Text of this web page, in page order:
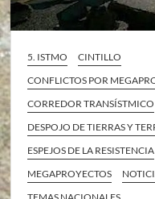
5. ISTMO
CINTILLO
CONFLICTOS POR
CORREDOR TRANSÍSTMICO
DESPOJO DE TIERRAS Y
ESPEJOS DE LA RESISTENCIA
MEGAPROYECTOS